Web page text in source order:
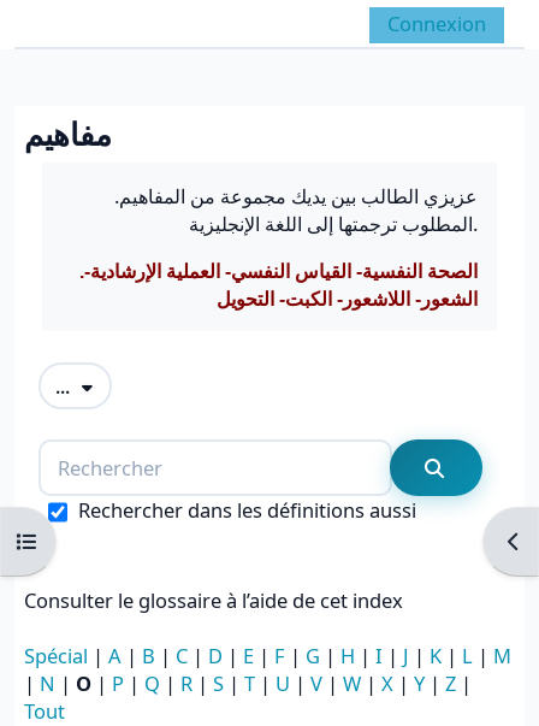
Panneau latéral
Activer/désactiver la
Connexion
Ouvrir l’index du cours
مفاهيم
المطلوب ترجمتها إلى اللغة الإنجليزية.
.الصحة النفسية- القياس النفسي- العملية الإرشادية-
الشعور- اللاشعور- الكبت- التحويل
... Exporter des articles
Rechercher
Rechercher dans les définitions aussi
Consulter le glossaire à l’aide de cet index
Spécial | A | B | C | D | E | F | G | H | I | J | K | L | M
| N | O | P | Q | R | S | T | U | V | W | X | Y| Z |
Tout